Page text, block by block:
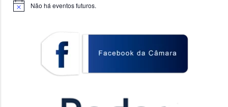
Notice Não há eventos futuros.